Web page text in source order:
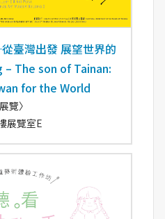
臺灣出發 展望世界的
– The son of Tainan:
for the World
覽〉
展覽室E